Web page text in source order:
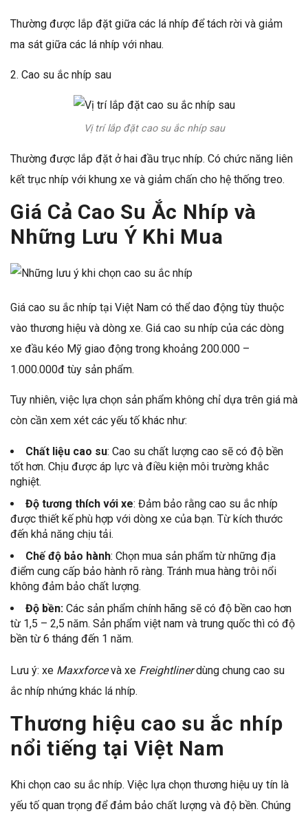
Thường được lắp đặt giữa các lá nhíp để tách rời và giảm
ma sát giữa các lá nhíp với nhau.
2. Cao su ắc nhíp sau
Vị trí lắp đặt cao su ắc nhíp sau
Thường được lắp đặt ở hai đầu trục nhíp. Có chức năng liên
kết trục nhíp với khung xe và giảm chấn cho hệ thống treo.
Giá Cả Cao Su Ắc Nhíp và
Những Lưu Ý Khi Mua
Giá cao su ắc nhíp tại Việt Nam có thể dao động tùy thuộc
vào thương hiệu và dòng xe. Giá cao su nhíp của các dòng
xe đầu kéo Mỹ giao động trong khoảng 200.000 –
1.000.000đ tùy sản phẩm.
Tuy nhiên, việc lựa chọn sản phẩm không chỉ dựa trên giá mà
còn cần xem xét các yếu tố khác như:
Chất liệu cao su: Cao su chất lượng cao sẽ có độ bền
tốt hơn. Chịu được áp lực và điều kiện môi trường khắc
nghiệt.
Độ tương thích với xe: Đảm bảo rằng cao su ắc nhíp
được thiết kế phù hợp với dòng xe của bạn. Từ kích thước
đến khả năng chịu tải.
Chế độ bảo hành: Chọn mua sản phẩm từ những địa
điểm cung cấp bảo hành rõ ràng. Tránh mua hàng trôi nổi
không đảm bảo chất lượng.
Độ bền: Các sản phẩm chính hãng sẽ có độ bền cao hơn
từ 1,5 – 2,5 năm. Sản phẩm việt nam và trung quốc thì có độ
bền từ 6 tháng đến 1 năm.
Lưu ý: xe Maxxforcevà xe Freightlinerdùng chung cao su
ắc nhíp nhứng khác lá nhíp.
Thương hiệu cao su ắc nhíp
nổi tiếng tại Việt Nam
Khi chọn cao su ắc nhíp. Việc lựa chọn thương hiệu uy tín là
yếu tố quan trọng để đảm bảo chất lượng và độ bền. Chúng